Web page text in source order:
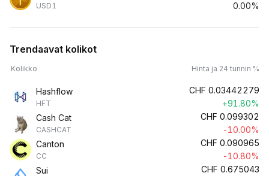
USD1
0.00%
Trendaavat kolikot
Kolikko Hinta ja 24 tunnin %
Hashflow
HFT
CHF 0.03442279
+91.80%
Cash Cat
CASHCAT
CHF 0.099302
-10.00%
Canton
CC
CHF 0.090965
-10.80%
Sui
CHF 0.675043